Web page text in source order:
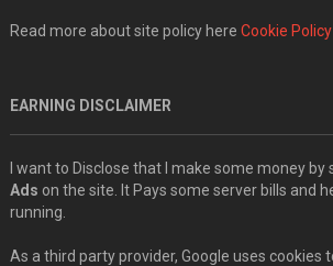
Read more about site policy here Cookie Policy
EARNING DISCLAIMER
I want to Disclose that I make some money by
Ads on the site. It Pays some server bills and
running.
As a third party provider, Google uses cookies